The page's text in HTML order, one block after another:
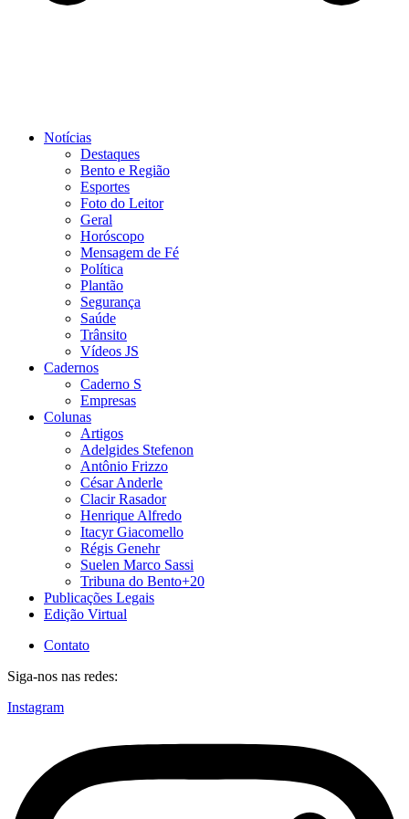
Notícias
Destaques
Bento e Região
Esportes
Foto do Leitor
Geral
Horóscopo
Mensagem de Fé
Política
Plantão
Segurança
Saúde
Trânsito
Vídeos JS
Cadernos
Caderno S
Empresas
Colunas
Artigos
Adelgides Stefenon
Antônio Frizzo
César Anderle
Clacir Rasador
Henrique Alfredo
Itacyr Giacomello
Régis Genehr
Suelen Marco Sassi
Tribuna do Bento+20
Publicações Legais
Edição Virtual
Contato
Siga-nos nas redes:
Instagram